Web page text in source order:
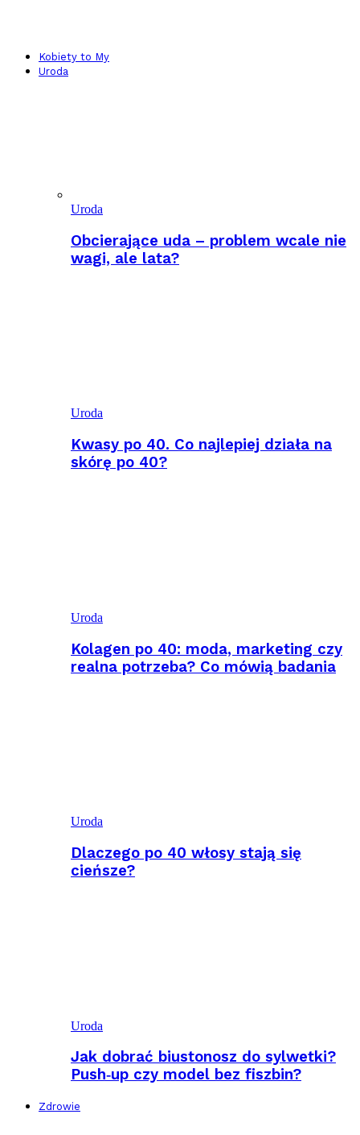
Kobiety to My
Uroda
Uroda
Obcierające uda – problem wcale nie
wagi, ale lata?
Uroda
Kwasy po 40. Co najlepiej działa na
skórę po 40?
Uroda
Kolagen po 40: moda, marketing czy
realna potrzeba? Co mówią badania
Uroda
Dlaczego po 40 włosy stają się
cieńsze?
Uroda
Jak dobrać biustonosz do sylwetki?
Push‑up czy model bez fiszbin?
Zdrowie